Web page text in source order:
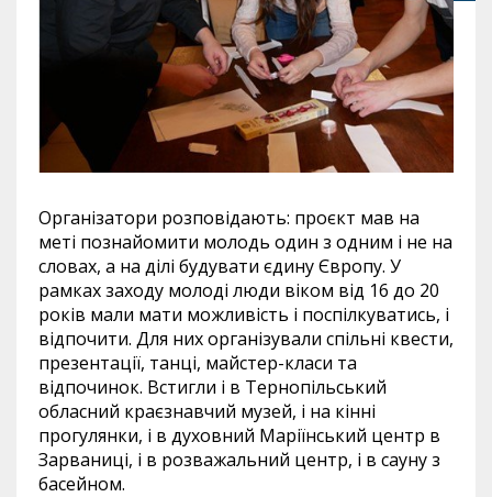
Організатори розповідають: проєкт мав на
меті познайомити молодь один з одним і не на
словах, а на ділі будувати єдину Європу. У
рамках заходу молоді люди віком від 16 до 20
років мали мати можливість і поспілкуватись, і
відпочити. Для них організували спільні квести,
презентації, танці, майстер-класи та
відпочинок. Встигли і в Тернопільський
обласний краєзнавчий музей, і на кінні
прогулянки, і в духовний Маріїнський центр в
Зарваниці, і в розважальний центр, і в сауну з
басейном.